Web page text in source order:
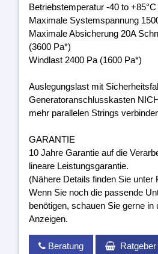
Betriebstemperatur -40 to +85°C
Maximale Systemspannung
Maximale Absicherung 20A
(3600 Pa*)
Windlast 2400 Pa (1600 Pa*)
Auslegungslast mit
Generatoranschlusskasten
mehr parallelen Strings
GARANTIE
10 Jahre Garantie auf die
lineare Leistungsgarantie.
(Nähere Details finden Sie unter
Wenn Sie noch die passende
benötigen, schauen Sie gerne in
Anzeigen.
Beratung Ratgeber